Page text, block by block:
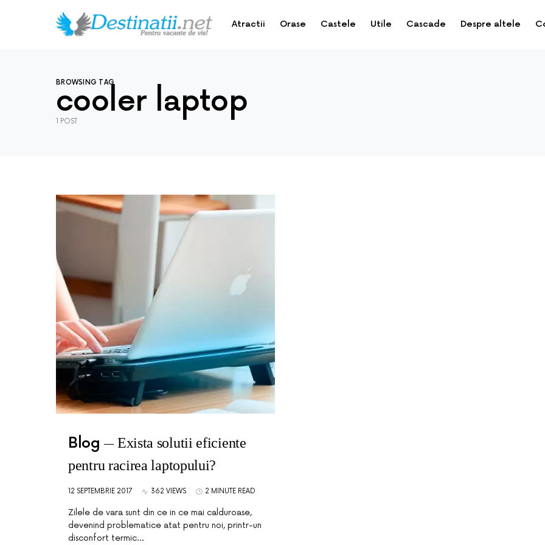
Atractii Orase Castele Utile Cascade Despre altele
BROWSING TAG
cooler laptop
1 POST
Blog
Exista solutii eficiente
pentru racirea laptopului?
12 SEPTEMBRIE 2017 362 VIEWS 2 MINUTE READ
Zilele de vara sunt din ce in ce mai calduroase,
devenind problematice atat pentru noi, printr-un
disconfort termic…